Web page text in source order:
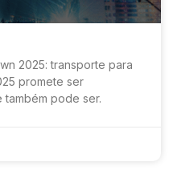
2025: transporte para
promete ser
pode ser.